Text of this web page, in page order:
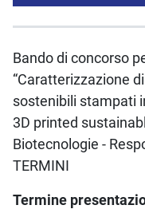
Bando di concorso
“Caratterizzazione
sostenibili stampati
3D printed
Biotecnologie -
TERMINI
Termine